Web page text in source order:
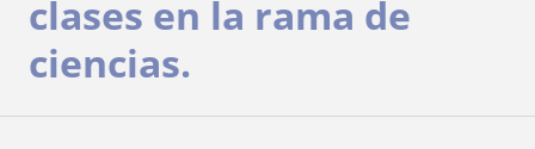
clases en la rama de
ciencias.